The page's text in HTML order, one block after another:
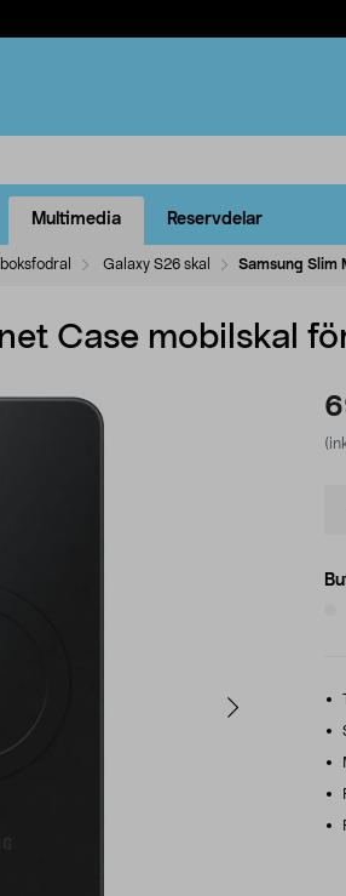
Multimedia Reservdelar
Galaxy S26 skal Samsung Slim
Case mobilskal